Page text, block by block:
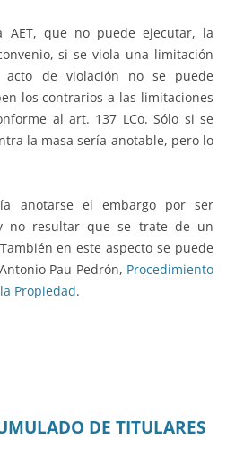
AET, que no puede ejecutar, la
si se viola una limitación
de violación no se puede
los contrarios a las limitaciones
al art. 137 LCo. Sólo si se
la masa sería anotable, pero lo
anotarse el embargo por ser
no resultar que se trate de un
en este aspecto se puede
Pau Pedrón, Procedimiento
Propiedad.
DE TITULARES